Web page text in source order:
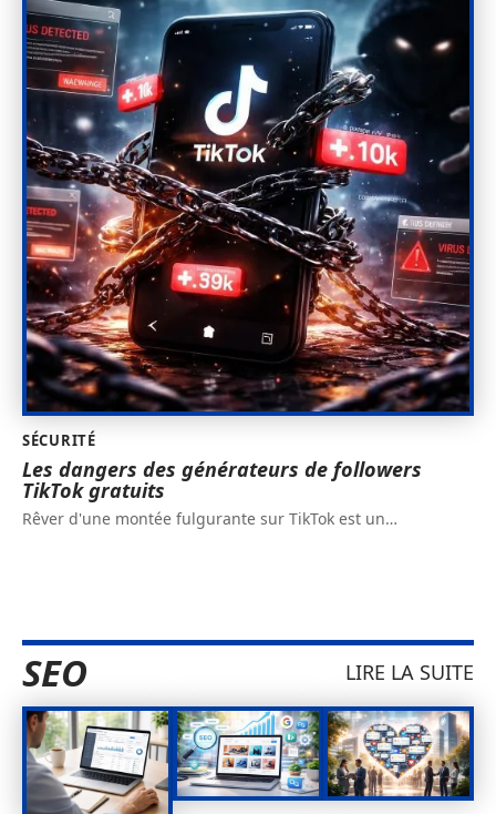
SÉCURITÉ
Les dangers des générateurs de followers
TikTok gratuits
Rêver d'une montée fulgurante sur TikTok est un…
SEO LIRE LA SUITE